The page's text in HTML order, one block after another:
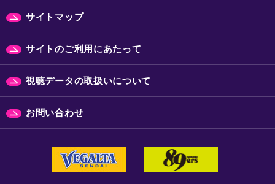
サイトマップ
サイトのご利用にあたって
視聴データの取扱いについて
お問い合わせ